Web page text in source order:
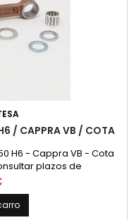
/ CAPPRA VB / COTA
H6 - Cappra VB - Cota
plazos de